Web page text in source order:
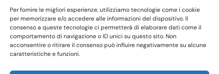
Per fornire le migliori esperienze, utilizziamo tecnologie come i cookie
per memorizzare e/o accedere alle informazioni del dispositivo. Il
consenso a queste tecnologie ci permetterà di elaborare dati come il
comportamento di navigazione o ID unici su questo sito. Non
acconsentire o ritirare il consenso può influire negativamente su alcune
caratteristiche e funzioni.
nell’ordinamento italiano ed internazionale.
©COPYRIGHT 2023-2024